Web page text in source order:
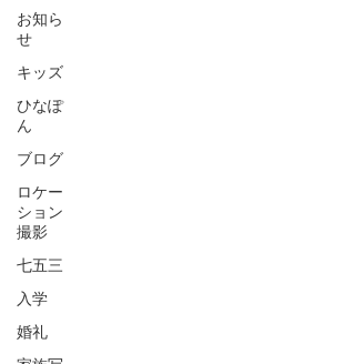
お知ら
せ
キッズ
ひなぽ
ん
ブログ
ロケー
ション
撮影
七五三
入学
婚礼